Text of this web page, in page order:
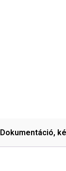
Dokumentáció,